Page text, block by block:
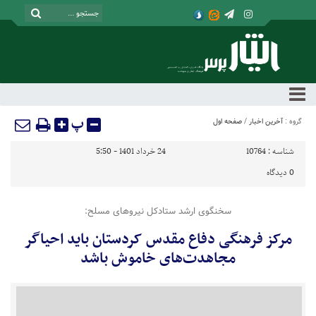
گروه : آخرین اخبار / صفحه اول پ
شناسه : 10764
24 خرداد 1401 - 5:50
0 دیدگاه
سخنگوی ارشد ستادکل نیروهای مسلح:
مرکز فرهنگی دفاع مقدس کردستان باید احیاگر
مجاهدت‌های خاموش باشد